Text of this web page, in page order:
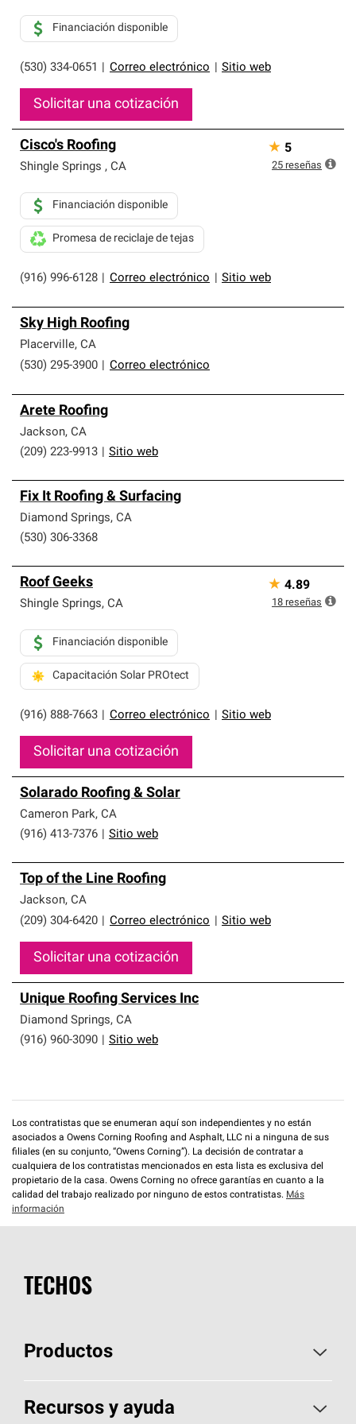
(530) 334-0651 Correo electrónico Sitio web
Financiación disponible
Solicitar una cotización
Cisco's Roofing
Shingle Springs , CA
(916) 996-6128 Correo electrónico Sitio web
Financiación disponible
Promesa de reciclaje de tejas
★ 5
25 reseñas
Sky High Roofing
Placerville, CA
(530) 295-3900
Correo electrónico
Arete Roofing
Jackson, CA
(209) 223-9913
Sitio web
Fix It Roofing & Surfacing
Diamond Springs, CA
(530) 306-3368
Roof Geeks
Shingle Springs, CA
(916) 888-7663 Correo electrónico Sitio web
Financiación disponible
Capacitación Solar PROtect
Solicitar una cotización
★ 4.89
18 reseñas
Solarado Roofing & Solar
Cameron Park, CA
(916) 413-7376
Sitio web
Top of the Line Roofing
Jackson, CA
(209) 304-6420
Correo electrónico Sitio web
Solicitar una cotización
Unique Roofing Services Inc
Diamond Springs, CA
(916) 960-3090
Sitio web
Los contratistas que se enumeran aquí son independientes y no están
asociados a Owens Corning Roofing and Asphalt, LLC ni a ninguna de sus
filiales (en su conjunto, “Owens Corning”). La decisión de contratar a
cualquiera de los contratistas mencionados en esta lista es exclusiva del
propietario de la casa. Owens Corning no ofrece garantías en cuanto a la
calidad del trabajo realizado por ninguno de estos contratistas. Más
información
TECHOS
Productos
Elija sus tejas
Recursos y ayuda